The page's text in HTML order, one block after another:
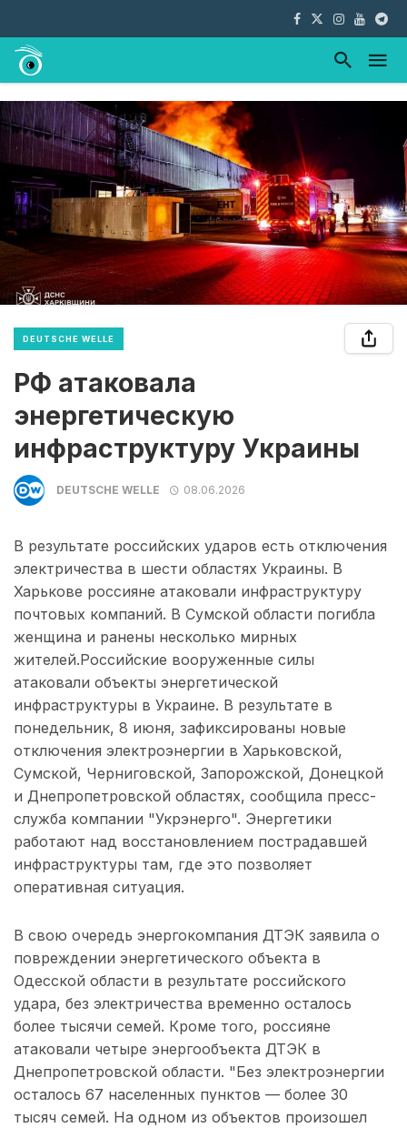
DEUTSCHE WELLE
РФ атаковала
энергетическую
инфраструктуру Украины
DEUTSCHE WELLE 08.06.2026
В результате российских ударов есть отключения
электричества в шести областях Украины. В
Харькове россияне атаковали инфраструктуру
почтовых компаний. В Сумской области погибла
женщина и ранены несколько мирных
жителей.Российские вооруженные силы
атаковали объекты энергетической
инфраструктуры в Украине. В результате в
понедельник, 8 июня, зафиксированы новые
отключения электроэнергии в Харьковской,
Сумской, Черниговской, Запорожской, Донецкой
и Днепропетровской областях, сообщила пресс-
служба компании "Укрэнерго". Энергетики
работают над восстановлением пострадавшей
инфраструктуры там, где это позволяет
оперативная ситуация.
В свою очередь энергокомпания ДТЭК заявила о
повреждении энергетического объекта в
Одесской области в результате российского
удара, без электричества временно осталось
более тысячи семей. Кроме того, россияне
атаковали четыре энергообъекта ДТЭК в
Днепропетровской области. "Без электроэнергии
осталось 67 населенных пунктов — более 30
тысяч семей. На одном из объектов произошел